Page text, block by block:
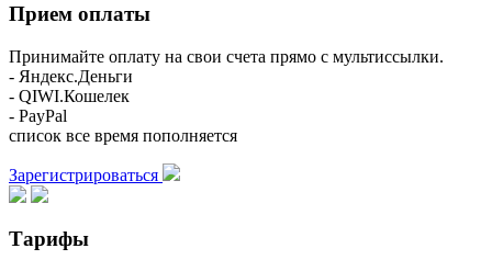
Прием оплаты
Принимайте оплату на свои счета прямо с мультиссылки.
- Яндекс.Деньги
- QIWI.Кошелек
- PayPal
список все время пополняется
Зарегистрироваться
Тарифы